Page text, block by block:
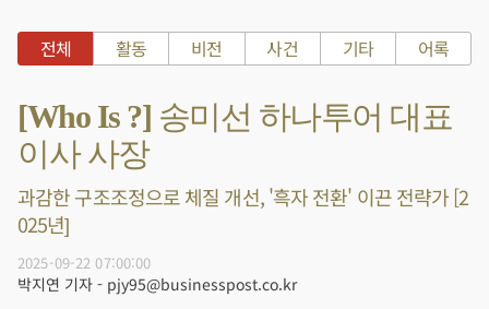
전체 활동 비전 사건 기타 어록
[Who Is ?] 송미선 하나투어 대표
이사 사장
과감한 구조조정으로 체질 개선, '흑자 전환' 이끈 전략가 [2
025년]
2025-09-22 07:00:00
박지연 기자 - pjy95@businesspost.co.kr